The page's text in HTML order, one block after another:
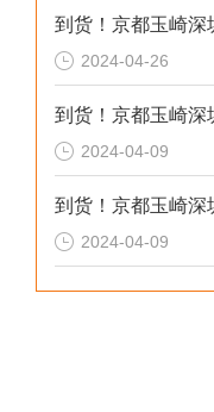
2024-04-26
2024-04-09
2024-04-09